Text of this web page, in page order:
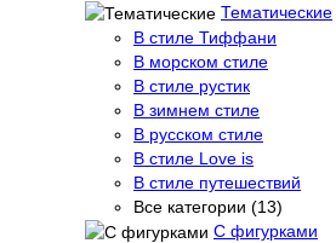
Тематические
В стиле Тиффани
В морском стиле
В стиле рустик
В зимнем стиле
В русском стиле
В стиле Love is
В стиле путешествий
Все категории (13)
С фигурками